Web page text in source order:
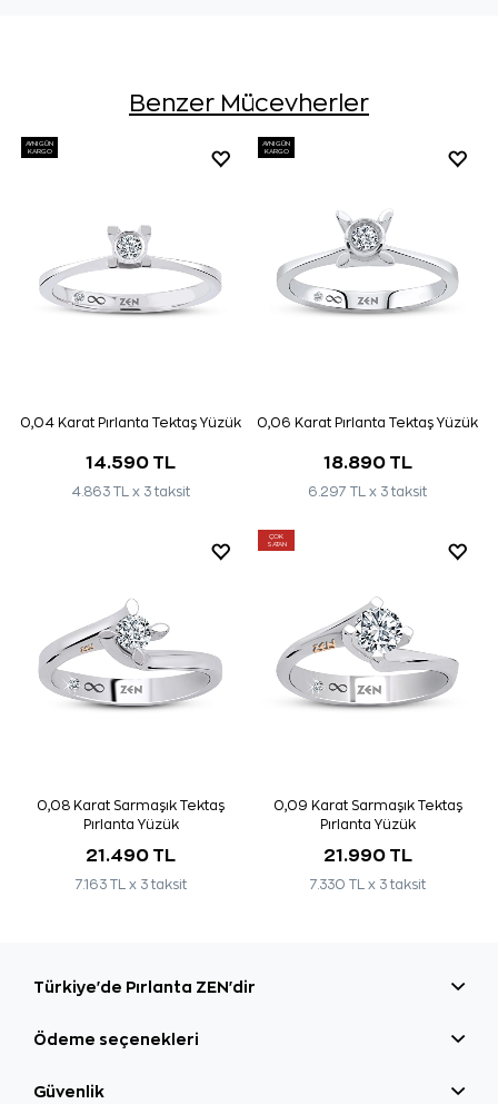
Benzer Mücevherler
AYNI GÜN
KARGO
0,04 Karat Pırlanta Tektaş Yüzük
14.590 TL
4.863 TL x 3 taksit
AYNI GÜN
KARGO
0,06 Karat Pırlanta Tektaş Yüzük
18.890 TL
6.297 TL x 3 taksit
0,08 Karat Sarmaşık Tektaş
Pırlanta Yüzük
21.490 TL
7.163 TL x 3 taksit
ÇOK
SATAN
0,09 Karat Sarmaşık Tektaş
Pırlanta Yüzük
21.990 TL
7.330 TL x 3 taksit
Türkiye'de Pırlanta ZEN'dir
Ödeme seçenekleri
Güvenlik